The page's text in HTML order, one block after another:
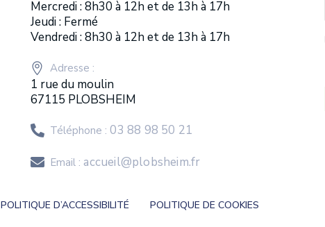
Mercredi : 8h30 à 12h et de 13h à 17h
Jeudi : Fermé
Vendredi : 8h30 à 12h et de 13h à 17h
Adresse :
1 rue du moulin
67115 PLOBSHEIM
Téléphone :03 88 98 50 21
Email : accueil@plobsheim.fr
POLITIQUE D’ACCESSIBILITÉ POLITIQUE DE COOKIES